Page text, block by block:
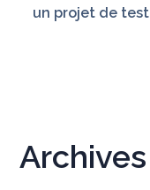
un projet de test
Archives